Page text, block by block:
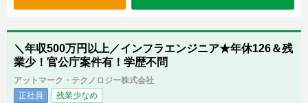
＼年収500万円以上／インフラエンジニア★年休126＆残
業少！官公庁案件有！学歴不問
アットマーク・テクノロジー株式会社
正社員
残業少なめ